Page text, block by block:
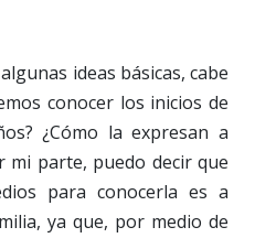
ideas básicas, cabe
conocer los inicios de
¿Cómo la expresan a
mi parte, puedo decir que
para conocerla es a
ya que, por medio de